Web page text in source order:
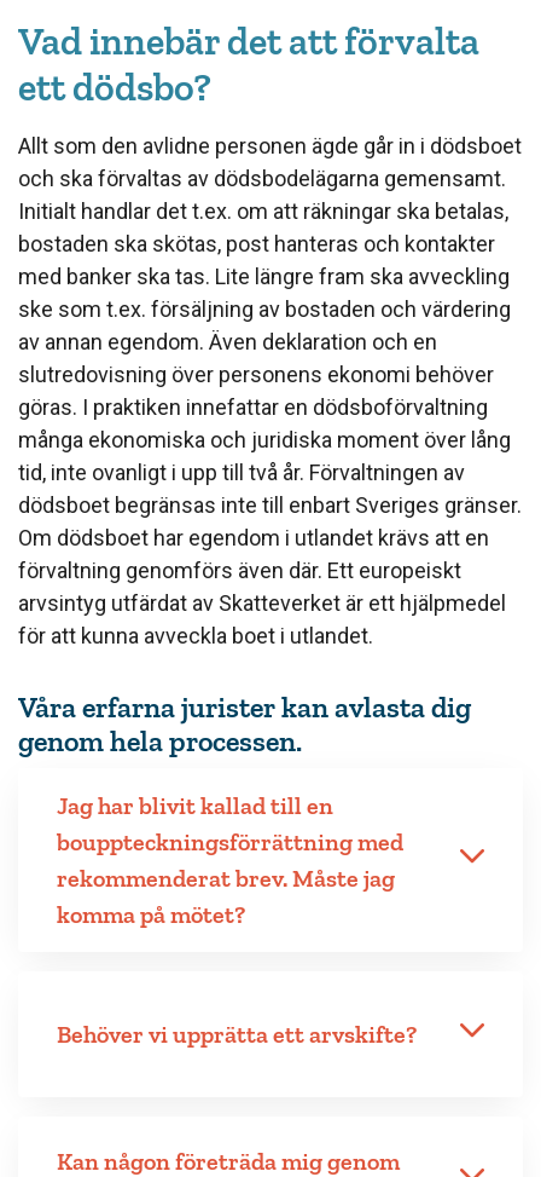
Vad innebär det att förvalta
ett dödsbo?
Allt som den avlidne personen ägde går in i dödsboet
och ska förvaltas av dödsbodelägarna gemensamt.
Initialt handlar det t.ex. om att räkningar ska betalas,
bostaden ska skötas, post hanteras och kontakter
med banker ska tas. Lite längre fram ska avveckling
ske som t.ex. försäljning av bostaden och värdering
av annan egendom. Även deklaration och en
slutredovisning över personens ekonomi behöver
göras. I praktiken innefattar en dödsboförvaltning
många ekonomiska och juridiska moment över lång
tid, inte ovanligt i upp till två år. Förvaltningen av
dödsboet begränsas inte till enbart Sveriges gränser.
Om dödsboet har egendom i utlandet krävs att en
förvaltning genomförs även där. Ett europeiskt
arvsintyg utfärdat av Skatteverket är ett hjälpmedel
för att kunna avveckla boet i utlandet.
Våra erfarna jurister kan avlasta dig
genom hela processen.
Jag har blivit kallad till en
bouppteckningsförrättning med
rekommenderat brev. Måste jag
komma på mötet?
Behöver vi upprätta ett arvskifte?
Kan någon företräda mig genom